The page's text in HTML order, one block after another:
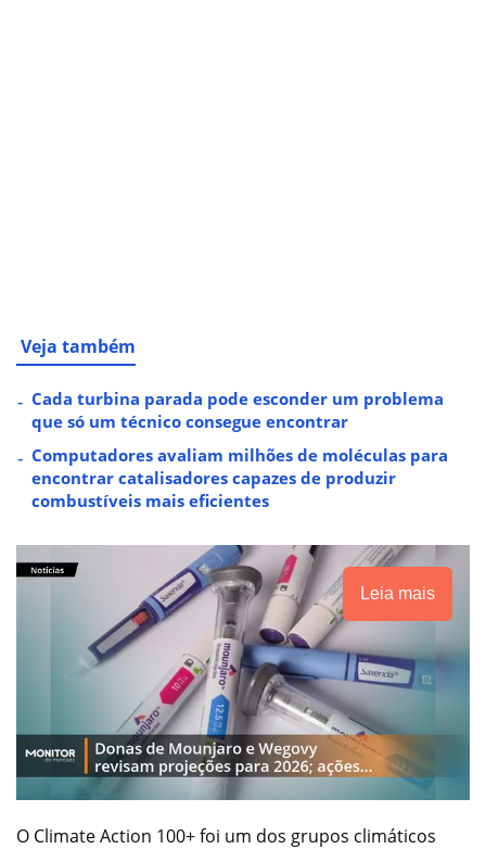
Veja também
Cada turbina parada pode esconder um problema
que só um técnico consegue encontrar
Computadores avaliam milhões de moléculas para
encontrar catalisadores capazes de produzir
combustíveis mais eficientes
Leia mais
O Climate Action 100+ foi um dos grupos climáticos